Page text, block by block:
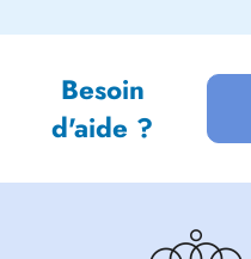
Besoin
d'aide ?